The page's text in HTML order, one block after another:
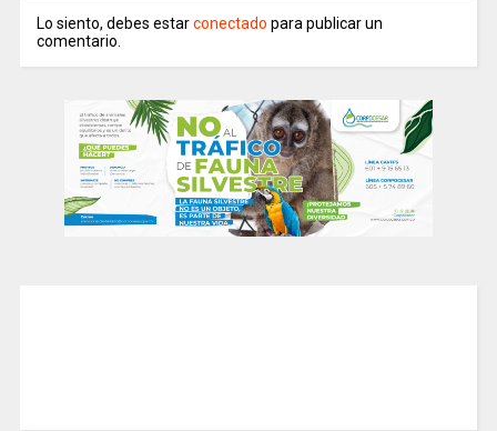
Lo siento, debes estarconectado para publicar un
comentario.